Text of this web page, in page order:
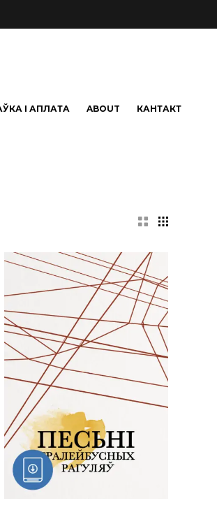
І АПЛАТА ABOUT КАНТАКТ